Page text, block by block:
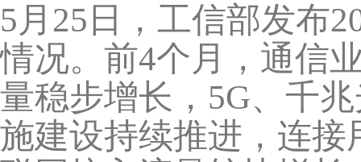
5月25日，工信部发布
情况。前4个月，通信
量稳步增长，5G、千
施建设持续推进，连